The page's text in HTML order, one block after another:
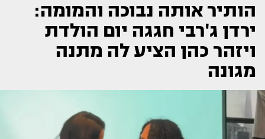
הותיר אותה נבוכה והמומה:
ירדן ג'רבי חגגה יום הולדת
ויזהר כהן הציע לה מתנה
מגונה